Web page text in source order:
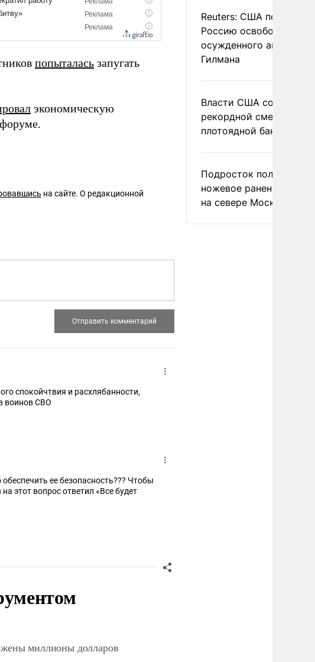
попыталась запугать
экономическую
на сайте. О редакционной
спокойчтвия и расхлябанности,
воинов СВО
ее безопасность??? Чтобы
этот вопрос ответил «Все будет
миллионы долларов
Reuters: США
Россию освободить
осужденного
Гилмана
Власти США сообщили
рекордной смертности
плотоядной бактерии
Подросток получил
ножевое ранение в
на севере Москвы